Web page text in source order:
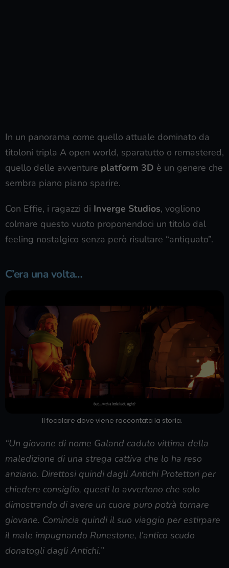
In un panorama come quello attuale dominato da
titoloni tripla A open world, sparatutto o remastered,
quello delle avventure platform 3D è un genere che
sembra piano piano sparire.
Con Effie, i ragazzi di Inverge Studios, vogliono
colmare questo vuoto proponendoci un titolo dal
feeling nostalgico senza però risultare “antiquato”.
C’era una volta…
Il focolare dove viene raccontata la storia.
“Un giovane di nome Galand caduto vittima della
maledizione di una strega cattiva che lo ha reso
anziano. Direttosi quindi dagli Antichi Protettori per
chiedere consiglio, questi lo avvertono che solo
dimostrando di avere un cuore puro potrà tornare
giovane. Comincia quindi il suo viaggio per estirpare
il male impugnando Runestone, l’antico scudo
donatogli dagli Antichi.”